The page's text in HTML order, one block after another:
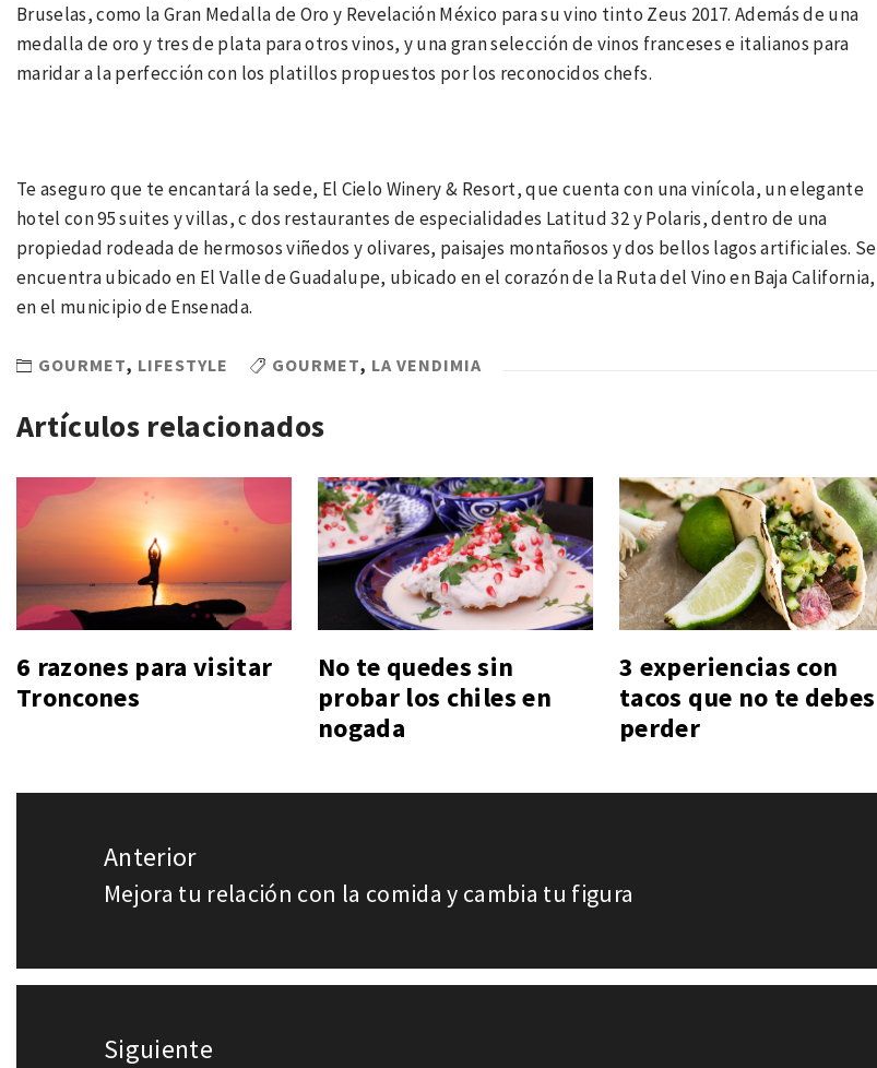
Bruselas, como la Gran Medalla de Oro y Revelación México para su vino tinto Zeus 2017. Además de una
medalla de oro y tres de plata para otros vinos, y una gran selección de vinos franceses e italianos para
maridar a la perfección con los platillos propuestos por los reconocidos chefs.
Te aseguro que te encantará la sede, El Cielo Winery & Resort, que cuenta con una vinícola, un elegante
hotel con 95 suites y villas, c dos restaurantes de especialidades Latitud 32 y Polaris, dentro de una
propiedad rodeada de hermosos viñedos y olivares, paisajes montañosos y dos bellos lagos artificiales. Se
encuentra ubicado en El Valle de Guadalupe, ubicado en el corazón de la Ruta del Vino en Baja California,
en el municipio de Ensenada.
GOURMET, LIFESTYLE GOURMET, LA VENDIMIA
Artículos relacionados
6 razones para visitar
Troncones
No te quedes sin
probar los chiles en
nogada
3 experiencias con
tacos que no te debes
perder
entradas
Anterior
Entrada
Mejora tu relación con la comida y cambia tu figura
Siguiente